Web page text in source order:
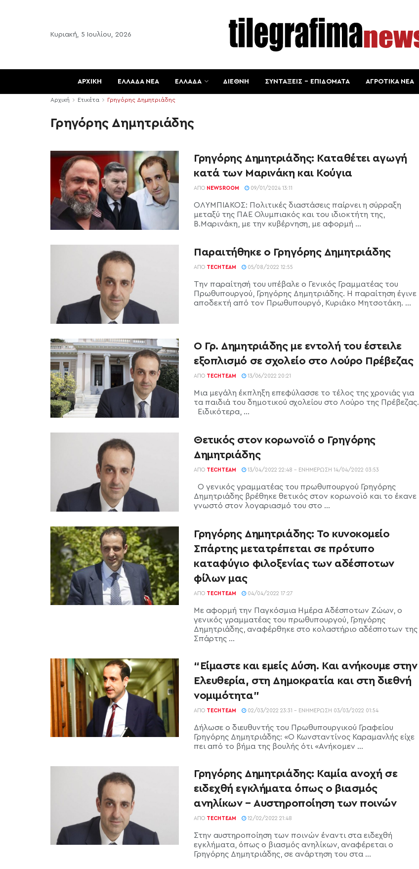
Κυριακή, 5 Ιουλίου, 2026
ΑΡΧΙΚΗ ΕΛΛΑΔΑ ΝΕΑ ΕΛΛΑΔΑ ΔΙΕΘΝΗ ΣΥΝΤΑΞΕΙΣ – ΕΠΙΔΟΜΑΤΑ ΑΓΡΟΤΙΚΑ ΝΕΑ
Αρχική Ετικέτα Γρηγόρης Δημητριάδης
Γρηγόρης Δημητριάδης
Γρηγόρης Δημητριάδης: Καταθέτει αγωγή
κατά των Μαρινάκη και Κούγια
ΑΠΌ NEWSROOM 09/01/2024 13:11
ΟΛΥΜΠΙΑΚΟΣ: Πολιτικές διαστάσεις παίρνει η σύρραξη
μεταξύ της ΠΑΕ Ολυμπιακός και του ιδιοκτήτη της,
Β.Μαρινάκη, με την κυβέρνηση, με αφορμή ...
Παραιτήθηκε ο Γρηγόρης Δημητριάδης
ΑΠΌ TECHTEAM 05/08/2022 12:55
Tην παραίτησή του υπέβαλε o Γενικός Γραμματέας του
Πρωθυπουργού, Γρηγόρης Δημητριάδης. Η παραίτηση έγινε
αποδεκτή από τον Πρωθυπουργό, Κυριάκο Μητσοτάκη. ...
Ο Γρ. Δημητριάδης με εντολή του έστειλε
εξοπλισμό σε σχολείο στο Λούρο Πρέβεζας
ΑΠΌ TECHTEAM 13/06/2022 20:21
Μια μεγάλη έκπληξη επεφύλασσε το τέλος της χρονιάς για
τα παιδιά του δημοτικού σχολείου στο Λούρο της Πρέβεζας.
Ειδικότερα, ...
Θετικός στον κορωνοϊό ο Γρηγόρης
Δημητριάδης
ΑΠΌ TECHTEAM 13/04/2022 22:48 - ΕΝΗΜΈΡΩΣΗ 14/04/2022 03:53
Ο γενικός γραμματέας του πρωθυπουργού Γρηγόρης
Δημητριάδης βρέθηκε θετικός στον κορωνοϊό και το έκανε
γνωστό στον λογαριασμό του στο ...
Γρηγόρης Δημητριάδης: Το κυνοκομείο
Σπάρτης μετατρέπεται σε πρότυπο
καταφύγιο φιλοξενίας των αδέσποτων
φίλων μας
ΑΠΌ TECHTEAM 04/04/2022 17:27
Με αφορμή την Παγκόσμια Ημέρα Αδέσποτων Ζώων, ο
γενικός γραμματέας του πρωθυπουργού, Γρηγόρης
Δημητριάδης, αναφέρθηκε στο κολαστήριο αδέσποτων της
Σπάρτης ...
“Είμαστε και εμείς Δύση. Και ανήκουμε στην
Ελευθερία, στη Δημοκρατία και στη διεθνή
νομιμότητα”
ΑΠΌ TECHTEAM 02/03/2022 23:31 - ΕΝΗΜΈΡΩΣΗ 03/03/2022 01:54
Δήλωσε ο διευθυντής του Πρωθυπουργικού Γραφείου
Γρηγόρης Δημητριάδης: «Ο Κωνσταντίνος Καραμανλής είχε
πει από το βήμα της βουλής ότι «Ανήκομεν ...
Γρηγόρης Δημητριάδης: Καμία ανοχή σε
ειδεχθή εγκλήματα όπως ο βιασμός
ανηλίκων – Αυστηροποίηση των ποινών
ΑΠΌ TECHTEAM 12/02/2022 21:48
Στην αυστηροποίηση των ποινών έναντι στα ειδεχθή
εγκλήματα, όπως ο βιασμός ανηλίκων, αναφέρεται ο
Γρηγόρης Δημητριάδης, σε ανάρτηση του στα ...